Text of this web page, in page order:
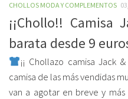
CHOLLOS MODA Y COMPLEMENTOS
¡¡Chollo!! Camisa
barata desde 9
¡¡ Chollazo camisa Jack
camisa de las más vendidas
van a agotar en breve y